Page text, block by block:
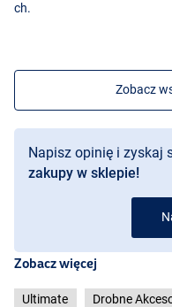
ch.
Zobacz
Napisz opinię i zyskaj
zakupy w sklepie!
Zobacz więcej
Ultimate Drobne